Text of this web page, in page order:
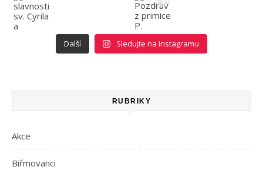
Další Sledujte na Instagramu
RUBRIKY
Akce
Biřmovanci